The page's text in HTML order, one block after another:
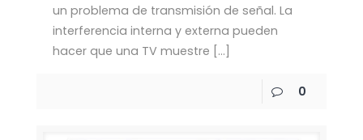
un problema de transmisión de señal. La
interferencia interna y externa pueden
hacer que una TV muestre […]
0